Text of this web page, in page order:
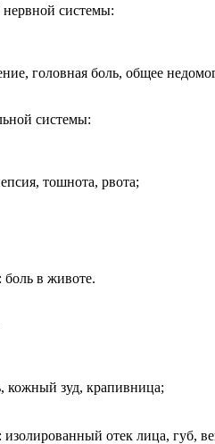
системы:
головная боль, общее
системы:
тошнота, рвота;
боль в животе.
кожный зуд, крапивница;
изолированный отек лица, губ,